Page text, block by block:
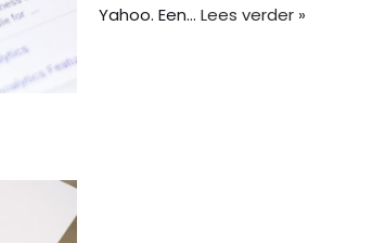
Yahoo. Een… Lees verder »